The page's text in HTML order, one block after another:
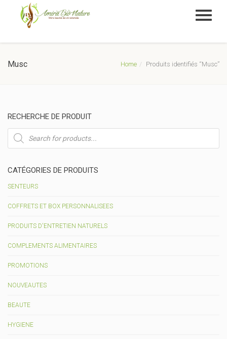
Musc Home Produits identifiés “Musc”
RECHERCHE DE PRODUIT
Recherche
de
produits
CATÉGORIES DE PRODUITS
SENTEURS
COFFRETS ET BOX PERSONNALISEES
PRODUITS D'ENTRETIEN NATURELS
COMPLEMENTS ALIMENTAIRES
PROMOTIONS
NOUVEAUTES
BEAUTE
HYGIENE